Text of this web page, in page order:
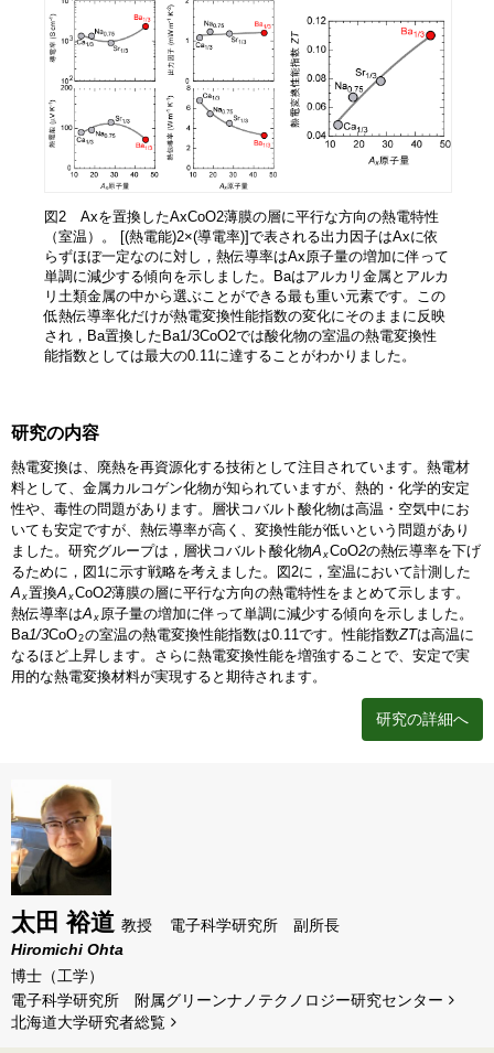
図2 Axを置換したAxCoO2薄膜の層に平行な方向の熱電特性
（室温）。 [(熱電能)2×(導電率)]で表される出力因子はAxに依
らずほぼ一定なのに対し，熱伝導率はAx原子量の増加に伴って
単調に減少する傾向を示しました。Baはアルカリ金属とアルカ
リ土類金属の中から選ぶことができる最も重い元素です。この
低熱伝導率化だけが熱電変換性能指数の変化にそのままに反映
され，Ba置換したBa1/3CoO2では酸化物の室温の熱電変換性
能指数としては最大の0.11に達することがわかりました。
研究の内容
熱電変換は、廃熱を再資源化する技術として注目されています。熱電材
料として、金属カルコゲン化物が知られていますが、熱的・化学的安定
性や、毒性の問題があります。層状コバルト酸化物は高温・空気中にお
いても安定ですが、熱伝導率が高く、変換性能が低いという問題があり
ました。研究グループは，層状コバルト酸化物A xCoO2の熱伝導率を下げ
るために，図1に示す戦略を考えました。図2に，室温において計測した
A x置換A xCoO2薄膜の層に平行な方向の熱電特性をまとめて示します。
熱伝導率はA x 原子量の増加に伴って単調に減少する傾向を示しました。
Ba1/3CoO2の室温の熱電変換性能指数は0.11です。性能指数ZTは高温に
なるほど上昇します。さらに熱電変換性能を増強することで、安定で実
用的な熱電変換材料が実現すると期待されます。
研究の詳細へ
太田 裕道 教授
電子科学研究所 副所長
Hiromichi Ohta
博士（工学）
電子科学研究所 附属グリーンナノテクノロジー研究センター
北海道⼤学研究者総覧